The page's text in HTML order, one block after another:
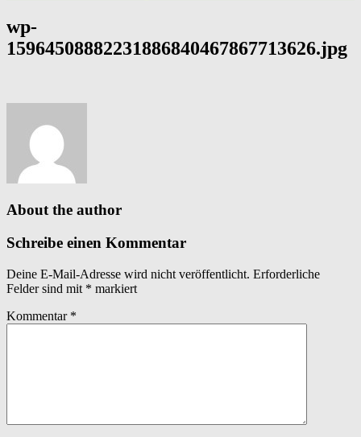
wp-
15964508882231886840467867713626.jpg
About the author
Schreibe einen Kommentar
Deine E-Mail-Adresse wird nicht veröffentlicht. Erforderliche
Felder sind mit * markiert
Kommentar *